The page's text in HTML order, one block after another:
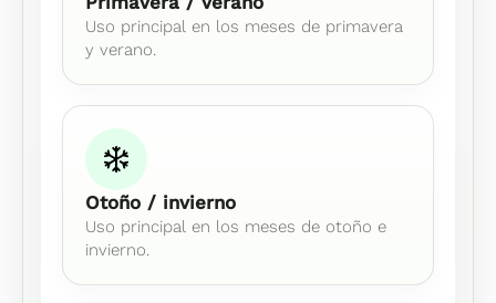
Uso principal en los meses de primavera
y verano.
Otoño / invierno
Uso principal en los meses de otoño e
invierno.